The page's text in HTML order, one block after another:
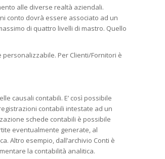
alle diverse realtà aziendali.
conto dovrà essere associato ad un
di quattro livelli di mastro. Quello
Per Clienti/Fornitori è
causali contabili. E’ così possibile
contabili intestate ad un
schede contabili è possibile
eventualmente generate, al
Altro esempio, dall’archivio Conti è
la contabilità analitica.